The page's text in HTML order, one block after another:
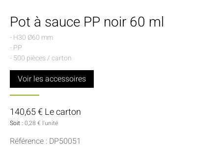
Pot à sauce PP noir 60 ml
- H30 Ø60 mm
- PP
- 500 pièces / carton
Voir les accessoires
140,65 € Le carton
Soit : 0,28 € l'unité
Référence : DP50051